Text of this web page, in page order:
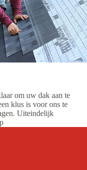
om uw dak aan te
klus is voor ons te
Uiteindelijk